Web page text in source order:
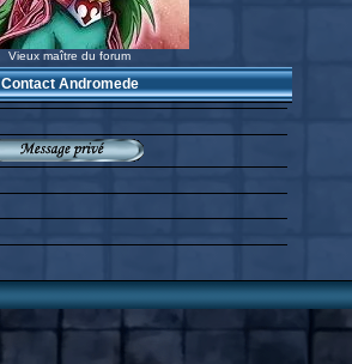
Vieux maître du forum
Contact Andromede